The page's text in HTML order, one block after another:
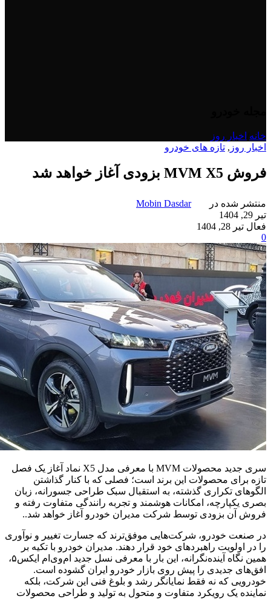
خانه اخبار روز
اخبار روز , تازه های خودرو
فروش MVM X5 بزودی آغاز خواهد شد
منتشر شده در
Mobin Dasdar
تیر 29, 1404
فعال تیر 28, 1404
0
سری جدید محصولات MVM با معرفی مدل X5 نماد آغاز یک فصل
تازه برای محصولات این برند است؛ فصلی که با کنار گذاشتن
الگوهای تکراری گذشته، به استقبال سبک طراحی جسورانه، زبان
بصری یکپارچه، امکانات هوشمند و تجربه رانندگی متفاوت رفته و
فروش آن بزودی توسط شرکت مدیران خودرو آغاز خواهد شد..
در صنعت خودرو، شرکت‌هایی موفق‌ترند که جسارت تغییر و نوآوری
را در اولویت راهبردهای خود قرار دهند. مدیران خودرو با تکیه بر
همین نگاه آینده‌نگرانه، این‌ بار با معرفی نسل جدید ام‌وی‌ام ایکس۵،
افق‌های جدیدی را پیش روی بازار خودرو ایران گشوده است.
خودرویی که نه فقط نمایانگر رشد و بلوغ فنی این شرکت، بلکه
نماینده یک رویکرد متفاوت و متحول به تولید و طراحی محصولات